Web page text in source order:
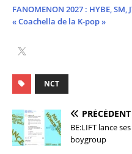
FANOMENON 2027 : HYBE,
« Coachella de la K-pop »
NCT
PRÉCÉDENT
BE:LIFT lance
boygroup